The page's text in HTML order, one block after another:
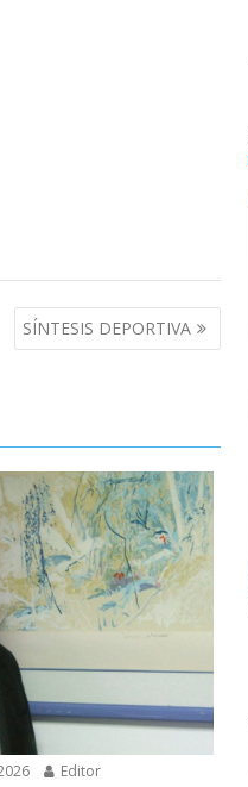
SÍNTESIS DEPORTIVA
Editor